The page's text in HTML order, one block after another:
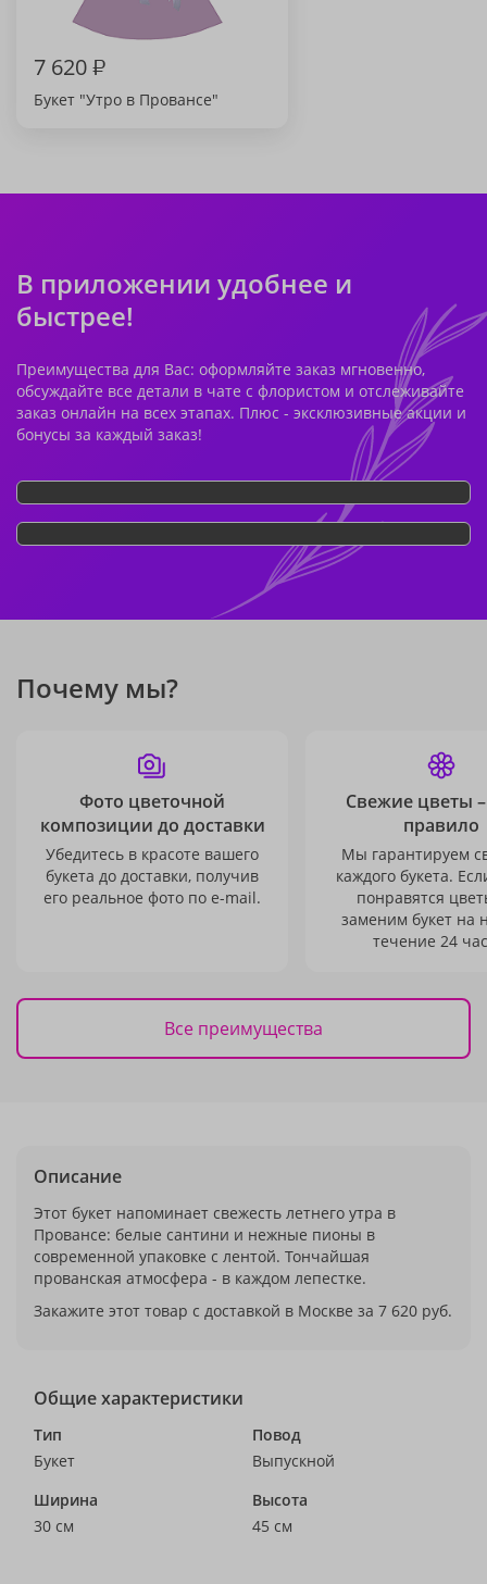
7 620₽
Букет "Утро в Провансе"
В приложении удобнее и
быстрее!
Преимущества для Вас: оформляйте заказ мгновенно,
обсуждайте все детали в чате с флористом и отслеживайте
заказ онлайн на всех этапах. Плюс - эксклюзивные акции и
бонусы за каждый заказ!
Почему мы?
Фото цветочной
композиции до доставки
Убедитесь в красоте вашего
букета до доставки, получив
его реальное фото по e-mail.
Свежие цветы
правило
Мы гарантируем
каждого букета.
понравятся
заменим букет на
течение 24
Все преимущества
Описание
Этот букет напоминает свежесть летнего утра в
Провансе: белые сантини и нежные пионы в
современной упаковке с лентой. Тончайшая
прованская атмосфера - в каждом лепестке.
Закажите этот товар с доставкой в Москве за 7 620 руб.
Общие характеристики
Тип
Букет
Повод
Выпускной
Ширина
30 см
Высота
45 см